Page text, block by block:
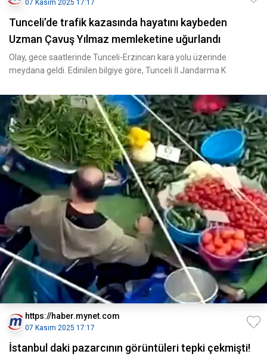
07 Kasım 2025 17:17
Tunceli’de trafik kazasında hayatını kaybeden
Uzman Çavuş Yılmaz memleketine uğurlandı
Olay, gece saatlerinde Tunceli-Erzincan kara yolu üzerinde
meydana geldi. Edinilen bilgiye göre, Tunceli İl Jandarma K
https://haber.mynet.com
07 Kasım 2025 17:17
İstanbul daki pazarcının görüntüleri tepki çekmişti!